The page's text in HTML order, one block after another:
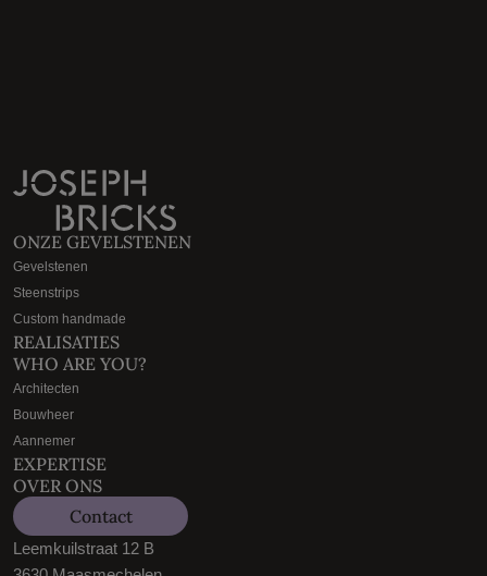
ONZE GEVELSTENEN
Gevelstenen
Steenstrips
Custom handmade
REALISATIES
WHO ARE YOU?
Architecten
Bouwheer
Aannemer
EXPERTISE
OVER ONS
Contact
Leemkuilstraat 12 B